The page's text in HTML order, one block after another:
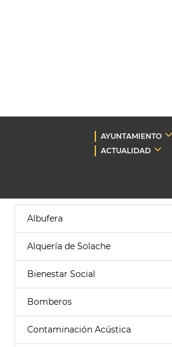
AYUNTAMIENTO
ACTUALIDAD
Albufera
Alquería de Solache
Bienestar Social
Bomberos
Contaminación Acústica